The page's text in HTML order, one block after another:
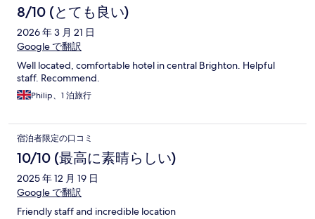
8/10 (とても良い)
2026 年 3 月 21 日
Google で翻訳
Well located, comfortable hotel in central Brighton. Helpful
staff. Recommend.
Philip、1 泊旅行
宿泊者限定の口コミ
10/10 (最高に素晴らしい)
2025 年 12 月 19 日
Google で翻訳
Friendly staff and incredible location